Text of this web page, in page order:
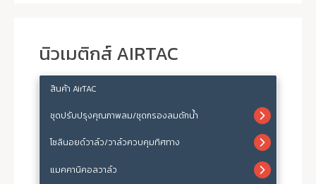
นิวเมติกส์ AIRTAC
สินค้า AirTAC
ชุดปรับปรุงคุณภาพลม/ชุดกรองลมดักน้ำ
โซลินอยด์วาล์ว/วาล์วควบคุมทิศทาง
แมคคานิคอลวาล์ว